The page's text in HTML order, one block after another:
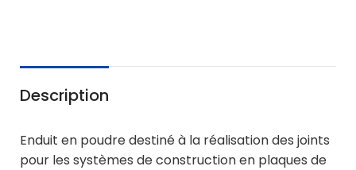
Description
Enduit en poudre destiné à la réalisation des joints
pour les systèmes de construction en plaques de